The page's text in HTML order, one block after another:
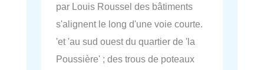
par Louis Roussel des bâtiments
s'alignent le long d'une voie courte.
'et 'au sud ouest du quartier de 'la
Poussière' ; des trous de poteaux